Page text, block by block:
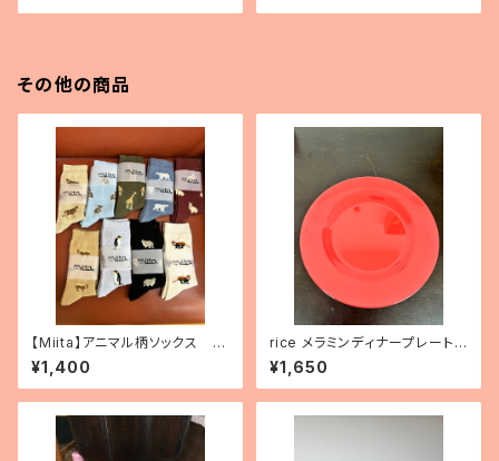
その他の商品
【Miita】アニマル柄ソックス 10
種（2025.3.7追加）
¥1,400
rice メラミンディナープレート
（バーミリオンレッド）
¥1,650